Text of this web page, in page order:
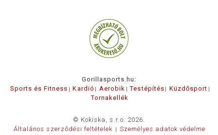
Gorillasports.hu:
Sports és Fitness
Kardió Aerobik Testépítés
Küzdősport
Tornakellék
© Kokiska, s.r.o. 2026.
Általános szerződési feltételek
Személyes adatok védelme